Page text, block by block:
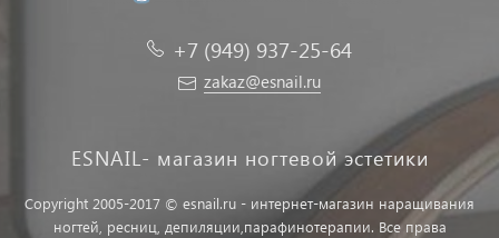
+7 (949) 937-25-64
zakaz@esnail.ru
ESNAIL- магазин ногтевой эстетики
Copyright 2005-2017 © esnail.ru - интернет-магазин наращивания
ногтей, ресниц, депиляции,парафинотерапии. Все права